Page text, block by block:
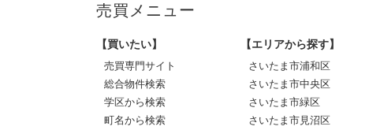
売買メニュー
【買いたい】
売買専門サイト
総合物件検索
学区から検索
町名から検索
【エリアから探す】
さいたま市浦和区
さいたま市中央区
さいたま市緑区
さいたま市見沼区